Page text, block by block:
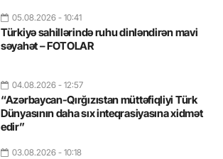
05.08.2026 - 10:41
Türkiyə sahillərində ruhu dinləndirən mavi
səyahət – FOTOLAR
04.08.2026 - 12:57
“Azərbaycan-Qırğızıstan müttəfiqliyi Türk
Dünyasının daha sıx inteqrasiyasına xidmət
edir”
03.08.2026 - 10:18